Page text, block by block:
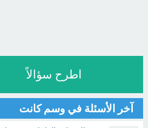
اطرح سؤالاً
آخر الأسئلة في وسم كانت